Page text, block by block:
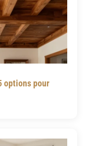
options pour